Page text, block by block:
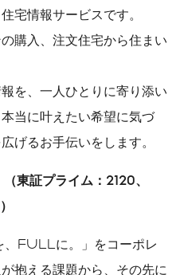
宅情報サービスです。
購入、注文住宅から住まい
を、一人ひとりに寄り添い
当に叶えたい希望に気づ
げるお手伝いをします。
（東証プライム： 2120、
）
FULLに。」をコーポレ
抱える課題から、その先に